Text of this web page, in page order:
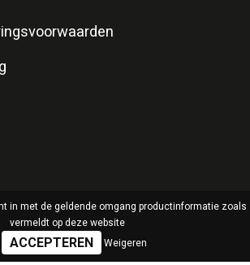
in met de geldende omgang productinformatie zoals
vermeldt op deze website
Weigeren